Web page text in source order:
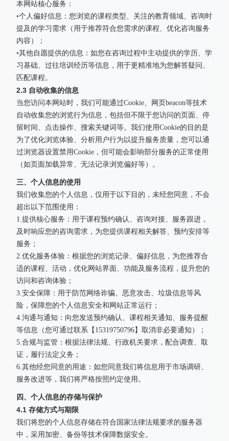
本网站核心服务：
•个人偏好信息：您浏览的课程类型、关注的教育领域、咨询时
提及的学习需求（用于推荐符合您需求的课程、优化咨询服务
内容）；
•其他自愿提供的信息：如您在咨询过程中主动提供的学历、学
习基础、过往培训经历等信息，用于更精准地为您解答疑问、
匹配课程。
2.3 自动收集的信息
当您访问本网站时，我们可能通过Cookie、网页beacon等技术
自动收集您的浏览行为信息，包括但不限于您访问的页面、停
留时间、点击操作、搜索关键词等。我们使用Cookie的目的是
为了优化浏览体验、分析用户行为以提升服务质量，您可以通
过浏览器设置禁用Cookie，但可能会影响部分服务的正常使用
（如页面加载异常、无法记录浏览偏好等）。
三、个人信息的使用
我们收集您的个人信息，仅用于以下目的，未经您同意，不会
超出以下范围使用：
1.提供核心服务：用于课程预约确认、咨询对接、服务跟进，
及时响应您的咨询需求，为您提供课程相关解答、预约安排等
服务；
2.优化服务体验：根据您的浏览记录、偏好信息，为您推荐合
适的课程、活动，优化网站界面、功能及服务流程，提升您的
访问和咨询体验；
3.安全保障：用于防范网络诈骗、恶意攻击、垃圾信息等风
险，保障您的个人信息安全和网站正常运行；
4.沟通与通知：向您发送预约确认、课程相关通知、服务提醒
等信息（您可通过联系【15319750796】取消非必要通知）；
5.合规与监管：根据法律法规、行政机关要求，配合调查、取
证，履行法定义务；
6.其他经您同意的用途：如您同意我们将信息用于市场调研、
服务改进等，我们将严格按照约定使用。
四、个人信息的存储与保护
4.1 存储方式与期限
我们将您的个人信息存储在符合国家法律法规要求的服务器
中，采用加密、备份等技术保障数据安全。